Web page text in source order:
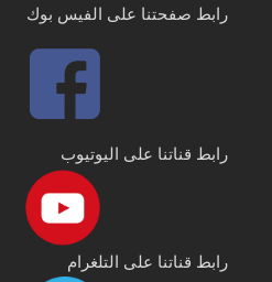
رابط صفحتنا على الفيس بوك
رابط قناتنا على اليوتيوب
رابط قناتنا على التلغرام